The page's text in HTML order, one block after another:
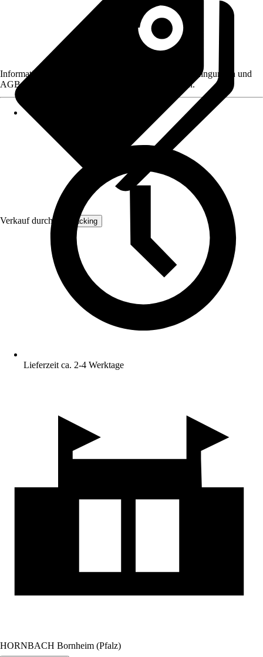
Verkauf durch: Verpacking
Informationen des Verkäufers, wie z. B. Rückgabebedingungen und
AGB, finden Sie bei Klick auf den Verkäufernamen.
Lieferzeit ca. 2-4 Werktage
HORNBACH Bornheim (Pfalz)